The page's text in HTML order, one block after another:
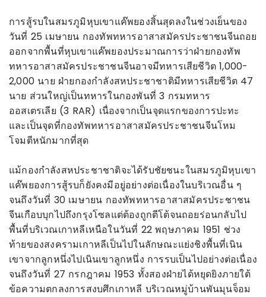
การสู้รบในสมรภูมิหุบเขาแค๊พยองสิ้นสุดลงในช่วงเย็นของ
วันที่ 25 เมษายน กองทัพทหารอาสาสมัครประชาชนจีนถอย
ออกจากพื้นที่หุบเขาแค๊พยองประมาณการว่าฝ่ายกองทัพ
ทหารอาสาสมัครประชาชนจีนอาจมีทหารเสียชีวิต 1,000-
2,000 นาย ฝ่ายกองกำลังสหประชาชาติมีทหารเสียชีวิต 47
นาย ส่วนใหญ่เป็นทหารในกองพันที่ 3 กรมทหาร
ออสเตรเลีย (3 RAR) เนื่องจากเป็นจุดแรกของการปะทะ
และเป็นจุดที่กองทัพทหารอาสาสมัครประชาชนจีนโหม
โจมตีหนักมากที่สุด
แม้กองกำลังสหประชาชาติจะได้รับชัยชนะในสมรภูมิหุบเขา
แค๊พยองการสู้รบก็ยังคงมีอยู่อย่างต่อเนื่องในบริเวณอื่น ๆ
จนถึงวันที่ 30 เมษายน กองทัพทหารอาสาสมัครประชาชน
จีนเกือบบุกไปถึงกรุงโซลแต่ต้องถูกตีโต้จนถอยร่อนกลับไป
พื้นที่บริเวณเกาหลีเหนือในวันที่ 22 พฤษภาคม 1951 ช่วง
ท้ายของสงครามเกาหลีเป็นไปในลักษณะแย่งชิงพื้นที่เนิน
เขาจากลูกหนึ่งไปเนินเขาลูกหนึ่ง การรบเป็นไปอย่างต่อเนื่อง
จนถึงวันที่ 27 กรกฎาคม 1953 ทั้งสองฝ่ายได้หยุดยิงภายใต้
ข้อความตกลงการสงบศึกเกาหลี บริเวณหมู่บ้านพันมุนจ็อม